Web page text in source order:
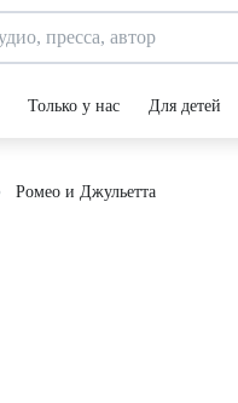
Только у нас Для детей
Ромео и Джульетта